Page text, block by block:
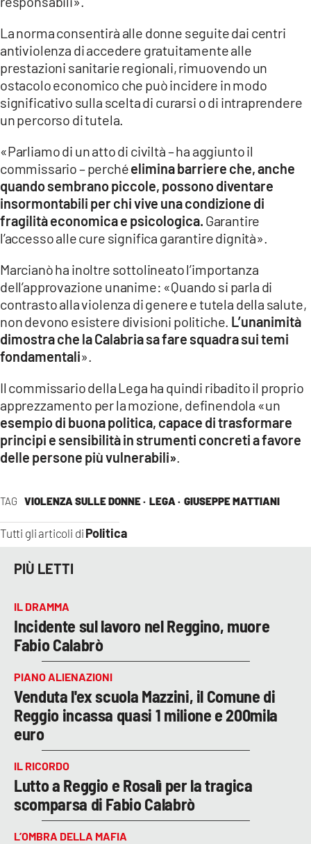
ANDROID
APPLE
TAG VIOLENZA SULLE DONNE · LEGA · GIUSEPPE MATTIANI
Tutti gli articoli di Politica
La norma consentirà alle donne seguite dai centri
antiviolenza di accedere gratuitamente alle
prestazioni sanitarie regionali, rimuovendo un
ostacolo economico che può incidere in modo
significativo sulla scelta di curarsi o di intraprendere
un percorso di tutela.
«Parliamo di un atto di civiltà – ha aggiunto il
commissario – perchéelimina barriere che, anche
quando sembrano piccole, possono diventare
insormontabili per chi vive una condizione di
fragilità economica e psicologica. Garantire
l’accesso alle cure significa garantire dignità».
Marcianò ha inoltre sottolineato l’importanza
dell’approvazione unanime: «Quando si parla di
contrasto alla violenza di genere e tutela della salute,
non devono esistere divisioni politiche. L’unanimità
dimostra che la Calabria sa fare squadra sui temi
fondamentali».
Il commissario della Lega ha quindi ribadito il proprio
apprezzamento per la mozione, definendola «un
esempio di buona politica, capace di trasformare
principi e sensibilità in strumenti concreti a favore
delle persone più vulnerabili»
PIÙ LETTI
IL DRAMMA
Incidente sul lavoro nel Reggino, muore
Fabio Calabrò
PIANO ALIENAZIONI
Venduta l'ex scuola Mazzini, il Comune di
Reggio incassa quasi 1 milione e 200mila
euro
IL RICORDO
Lutto a Reggio e Rosalì per la tragica
scomparsa di Fabio Calabrò
L’OMBRA DELLA MAFIA